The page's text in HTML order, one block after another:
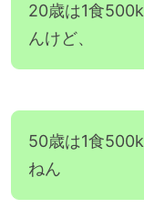
20歳は1食
んけど、
50歳は1食
ねん